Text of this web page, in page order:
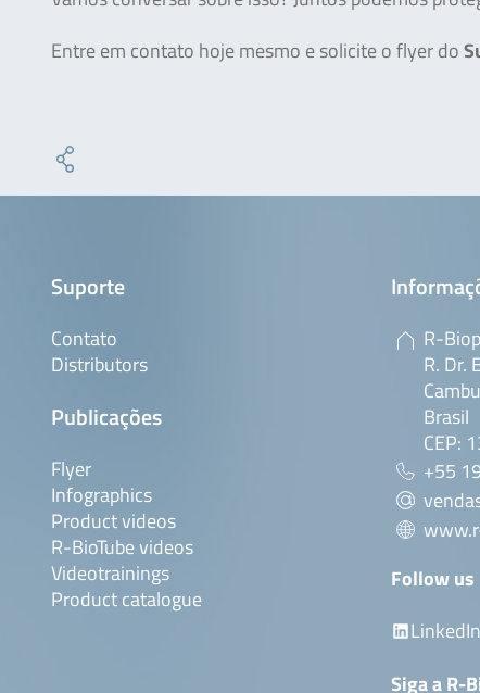
Entre em contato hoje mesmo e solicite o flyer do
Suporte
Contato
Distributors
Publicações
Flyer
Infographics
Product videos
R-BioTube videos
Videotrainings
Product catalogue
R-
R. Dr.
Brasil
CEP:
+55
Follow us
LinkedIn
Siga a R-